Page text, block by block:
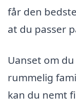
får den
at du passer
Uanset om
rummelig
kan du nemt